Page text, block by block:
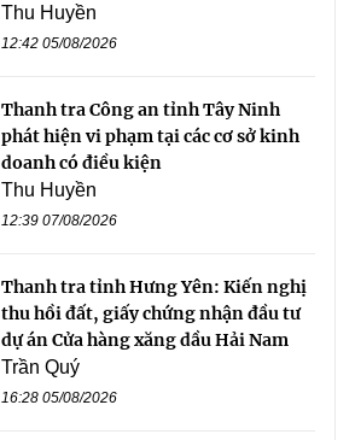
Thu Huyền
12:42 05/08/2026
Thanh tra Công an tỉnh Tây Ninh
phát hiện vi phạm tại các cơ sở kinh
doanh có điều kiện
Thu Huyền
12:39 07/08/2026
Thanh tra tỉnh Hưng Yên: Kiến nghị
thu hồi đất, giấy chứng nhận đầu tư
dự án Cửa hàng xăng dầu Hải Nam
Trần Quý
16:28 05/08/2026